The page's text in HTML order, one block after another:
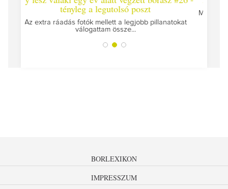
tényleg a legutolsó poszt
fotók mellett a legjobb pillanatokat
válogattam össze...
Megírtuk a modulzáró
BORLEXIKON
IMPRESSZUM